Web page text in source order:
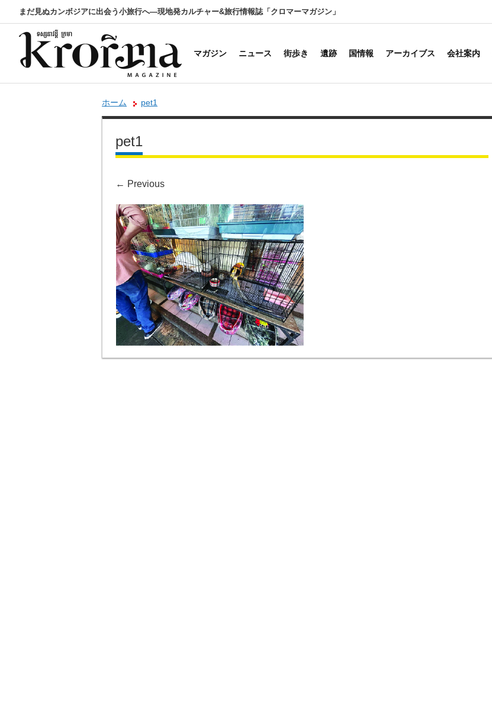
まだ見ぬカンボジアに出会う小旅行へ―現地発カルチャー&旅行情報誌「クロマーマガジン」
マガジン ニュース 街歩き 遺跡 国情報 アーカイブス 会社案内
ホーム pet1
pet1
← Previous